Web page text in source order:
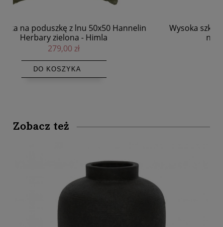
Wysoka szklanka z ryflowanego szkła Ema 430 ml,
niebieska, 6 szt - Atmosphera
Zobacz też